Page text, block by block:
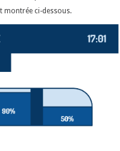
montrée ci-dessous.